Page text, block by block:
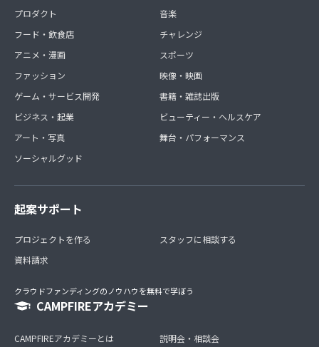
プロダクト
フード・飲食店
アニメ・漫画
ファッション
ゲーム・サービス開発
ビジネス・起業
アート・写真
ソーシャルグッド
音楽
チャレンジ
スポーツ
映像・映画
書籍・雑誌出版
ビューティー・ヘルスケア
舞台・パフォーマンス
起案サポート
プロジェクトを作る
資料請求
スタッフに相談する
クラウドファンディングのノウハウを無料で学ぼう
CAMPFIREアカデミー
CAMPFIREアカデミーとは
説明会・相談会